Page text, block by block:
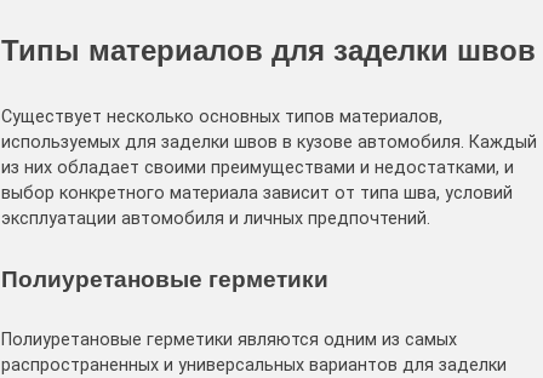
Типы материалов для заделки швов
Существует несколько основных типов материалов,
используемых для заделки швов в кузове автомобиля․ Каждый
из них обладает своими преимуществами и недостатками, и
выбор конкретного материала зависит от типа шва, условий
эксплуатации автомобиля и личных предпочтений․
Полиуретановые герметики
Полиуретановые герметики являются одним из самых
распространенных и универсальных вариантов для заделки